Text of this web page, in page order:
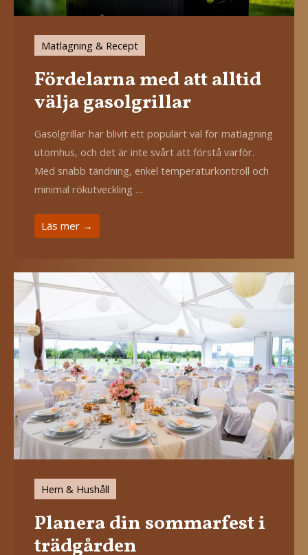
Matlagning & Recept
Fördelarna med att alltid
välja gasolgrillar
Gasolgrillar har blivit ett populärt val för matlagning
utomhus, och det är inte svårt att förstå varför.
Med snabb tändning, enkel temperaturkontroll och
minimal rökutveckling …
Läs mer →
Hem & Hushåll
Planera din sommarfest i
trädgården